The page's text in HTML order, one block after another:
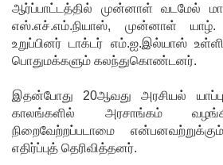
குருவிட்ட
சிறை
இருவர்
பலி!
குருவிட்ட
ஆர்ப்பாட்டத்தில் முன்னாள் வடமேல்
எஸ்.எச்.எம்.நியாஸ், முன்னாள் யாழ்.
உறுப்பினர் டாக்டர் எம்.ஐ.இல்யாஸ்
பொதுமக்களும் கலந்துகொண்டனர்.
இதன்போது 20ஆவது அரசியல்
காலங்களில் அரசாங்கம்
நிறைவேற்றப்படாமை
எதிர்ப்புத் தெரிவித்தனர்.